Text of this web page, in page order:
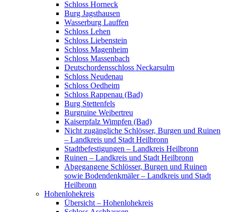
Schloss Horneck
Burg Jagsthausen
Wasserburg Lauffen
Schloss Lehen
Schloss Liebenstein
Schloss Magenheim
Schloss Massenbach
Deutschordensschloss Neckarsulm
Schloss Neudenau
Schloss Oedheim
Schloss Rappenau (Bad)
Burg Stettenfels
Burgruine Weibertreu
Kaiserpfalz Wimpfen (Bad)
Nicht zugängliche Schlösser, Burgen und Ruinen
– Landkreis und Stadt Heilbronn
Stadtbefestigungen – Landkreis Heilbronn
Ruinen – Landkreis und Stadt Heilbronn
Abgegangene Schlösser, Burgen und Ruinen
sowie Bodendenkmäler – Landkreis und Stadt
Heilbronn
Hohenlohekreis
Übersicht – Hohenlohekreis